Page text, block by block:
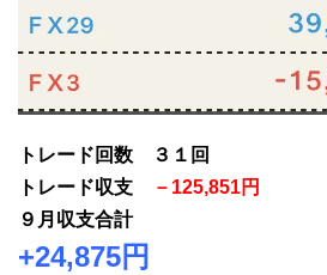
トレード回数 ３１回
トレード収支
－125,851円
９月収支合計
+24,875円